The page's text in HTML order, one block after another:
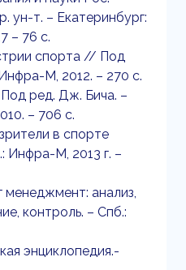
ун-т. – Екатеринбург:
– 76 с.
спорта // Под
М, 2012. – 270 с.
ред. Дж. Бича. –
– 706 с.
в спорте
Инфра-М, 2013 г. –
анализ,
контроль. – Спб.:
энциклопедия.-